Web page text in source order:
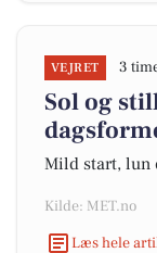
VEJRET 3
Sol og
Mild start, lun
Kilde: MET.no
Læs hele